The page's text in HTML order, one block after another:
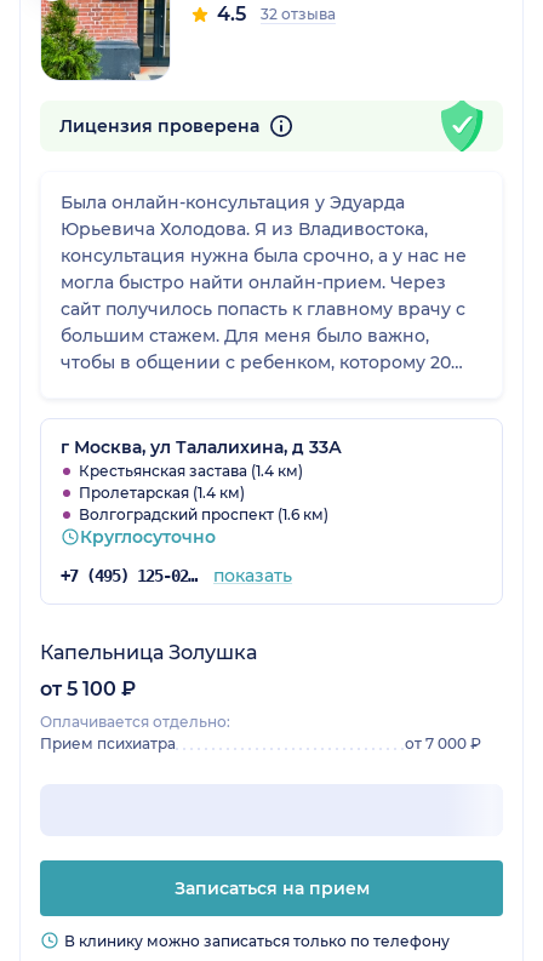
4.5 32 отзыва
Лицензия проверена
Была онлайн-консультация у Эдуарда
Юрьевича Холодова. Я из Владивостока,
консультация нужна была срочно, а у нас не
могла быстро найти онлайн-прием. Через
сайт получилось попасть к главному врачу с
большим стажем. Для меня было важно,
чтобы в общении с ребенком, которому 20
выслушал, дал правильные советы и
рекомендации, которые реально помогают. Я
в большом восторге и хочу сказать огромное
спасибо за компетентность и за то, как врач
себя вел!
г Москва, ул Талалихина, д 33А
Крестьянская застава (1.4 км)
Пролетарская (1.4 км)
Волгоградский проспект (1.6 км)
Круглосуточно
+7 (495) 125-02-68 показать
Капельница Золушка
от 5 100 ₽
Оплачивается отдельно:
Прием психиатра
от 7 000 ₽
Записаться на прием
В клинику можно записаться только по телефону